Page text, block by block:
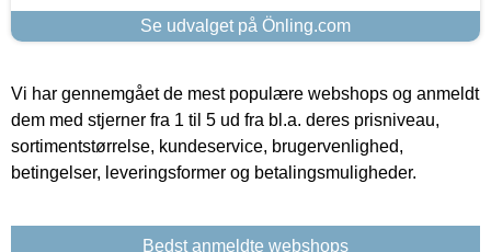
Se udvalget på Önling.com
Vi har gennemgået de mest populære webshops og anmeldt
dem med stjerner fra 1 til 5 ud fra bl.a. deres prisniveau,
sortimentstørrelse, kundeservice, brugervenlighed,
betingelser, leveringsformer og betalingsmuligheder.
Bedst anmeldte webshops